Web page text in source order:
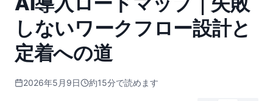
しないワークフロー設計と
定着への道
2026年5月9日 約15分で読めます